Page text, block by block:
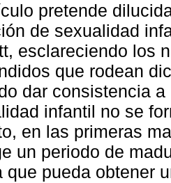
pretende
de sexualidad
esclareciendo los
que rodean
dar consistencia
infantil no se
en las primeras
un periodo de
que pueda obtener